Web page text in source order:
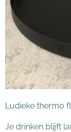
Ludieke thermo
Je drinken blijft